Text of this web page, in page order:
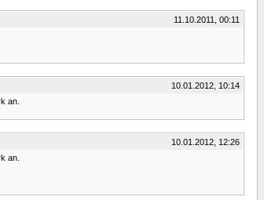
11.10.2011, 00:11
10.01.2012, 10:14
an.
10.01.2012, 12:26
an.